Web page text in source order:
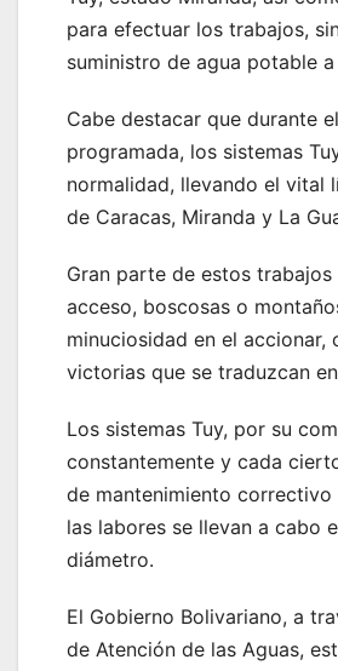
para efectuar los trabajos,
suministro de agua potable
Cabe destacar que durante
programada, los sistemas
normalidad, llevando el vital
de Caracas, Miranda y La
Gran parte de estos
acceso, boscosas o
minuciosidad en el
victorias que se traduzcan
Los sistemas Tuy, por su
constantemente y cada
de mantenimiento
las labores se llevan a cabo
diámetro.
El Gobierno Bolivariano, a
de Atención de las Aguas,